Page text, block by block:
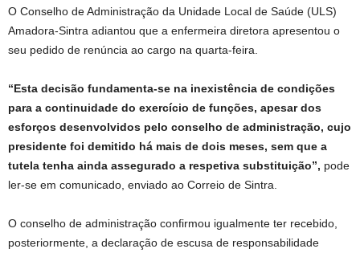
O Conselho de Administração da Unidade Local de Saúde (ULS)
Amadora-Sintra adiantou que a enfermeira diretora apresentou o
seu pedido de renúncia ao cargo na quarta-feira.
“Esta decisão fundamenta-se na inexistência de condições
para a continuidade do exercício de funções, apesar dos
esforços desenvolvidos pelo conselho de administração, cujo
presidente foi demitido há mais de dois meses, sem que a
tutela tenha ainda assegurado a respetiva substituição”, pode
ler-se em comunicado, enviado ao Correio de Sintra.
O conselho de administração confirmou igualmente ter recebido,
posteriormente, a declaração de escusa de responsabilidade